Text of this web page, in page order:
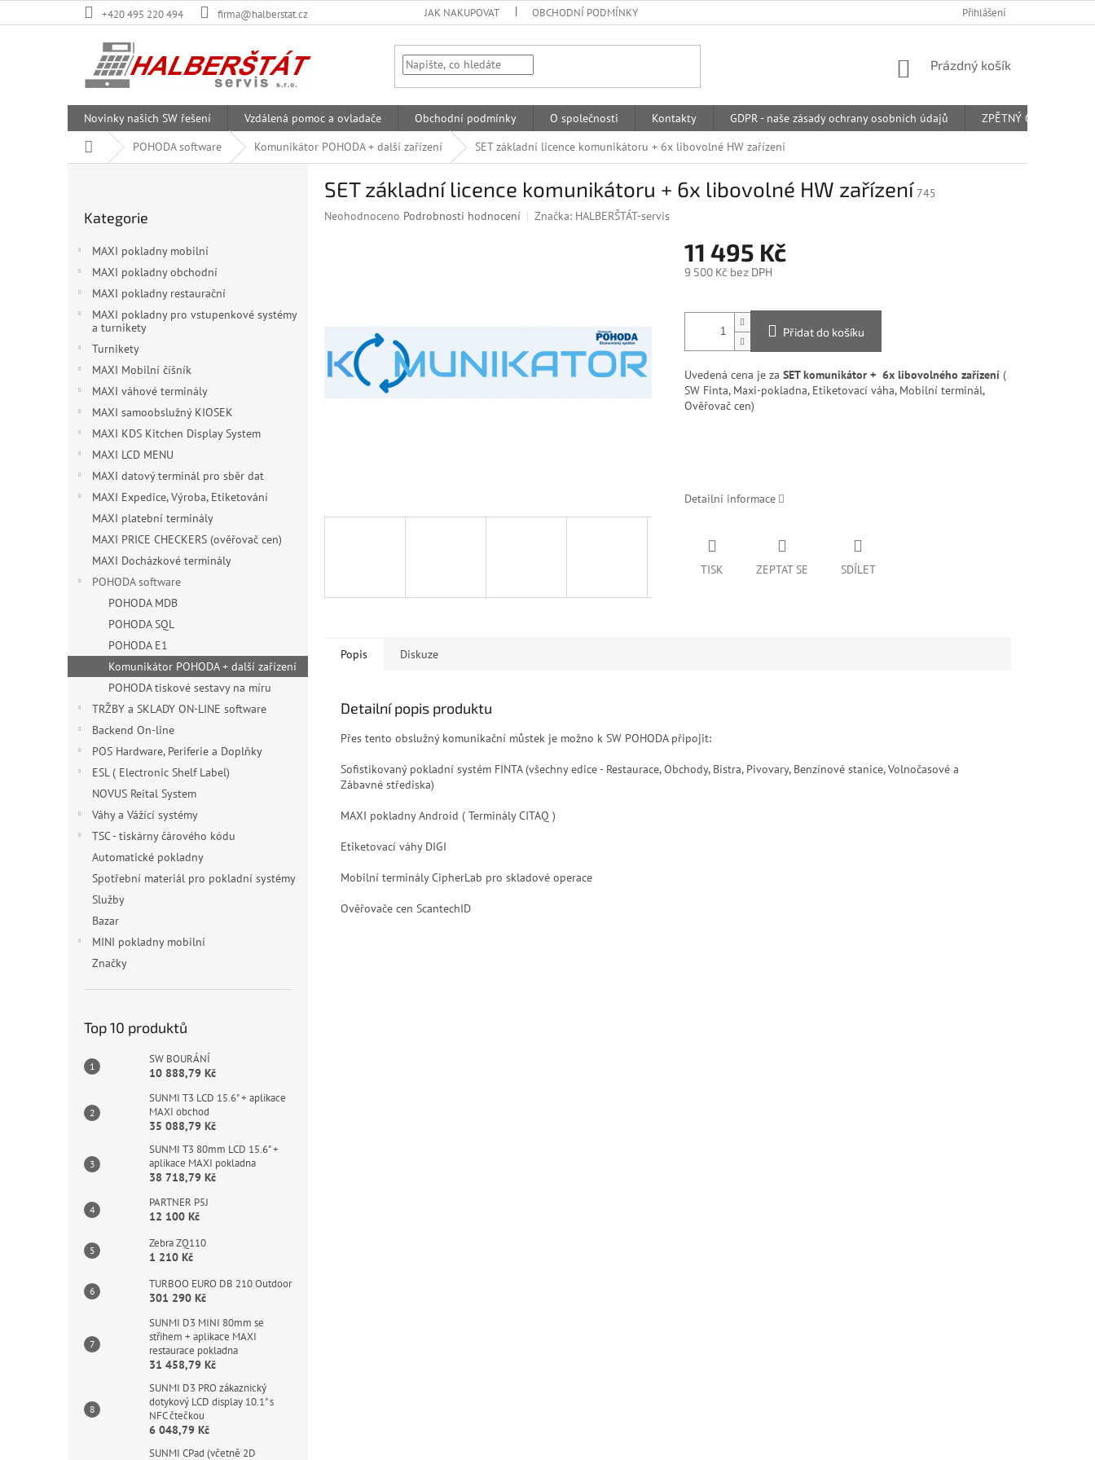
na
+420 495 220 494 firma@halberstat.cz JAK NAKUPOVAT OBCHODNÍ PODMÍNKY Přihlášení
NÁKUPNÍ
Prázdný košík
Novinky našich SW řešení Vzdálená pomoc a ovladače Obchodní podmínky O společnosti Kontakty GDPR - naše zásady ochrany osobních údajů
ZPĚTNÝ ODBĚR
Domů
POHODA software Komunikátor POHODA + další zařízení SET základní licence komunikátoru + 6x libovolné HW zařízení
kategorie
Kategorie
MAXI pokladny mobilní
MAXI pokladny obchodní
MAXI pokladny restaurační
MAXI pokladny pro vstupenkové systémy
a turnikety
Turnikety
MAXI Mobilní číšník
MAXI váhové terminály
MAXI samoobslužný KIOSEK
MAXI KDS Kitchen Display System
MAXI LCD MENU
MAXI datový terminál pro sběr dat
MAXI Expedice, Výroba, Etiketování
MAXI platební terminály
MAXI PRICE CHECKERS (ověřovač cen)
MAXI Docházkové terminály
POHODA software
POHODA MDB
POHODA SQL
POHODA E1
Komunikátor POHODA + další zařízení
POHODA tiskové sestavy na míru
TRŽBY a SKLADY ON-LINE software
Backend On-line
POS Hardware, Periferie a Doplňky
ESL ( Electronic Shelf Label)
NOVUS Reital System
Váhy a Vážící systémy
TSC - tiskárny čárového kódu
Automatické pokladny
Spotřební materiál pro pokladní systémy
Služby
Bazar
MINI pokladny mobilní
Značky
Top 10 produktů
SW BOURÁNÍ
10 888,79 Kč
SUNMI T3 LCD 15.6" + aplikace
MAXI obchod
35 088,79 Kč
SUNMI T3 80mm LCD 15.6" +
aplikace MAXI pokladna
38 718,79 Kč
PARTNER P5J
12 100 Kč
Zebra ZQ110
1 210 Kč
TURBOO EURO DB 210 Outdoor
301 290 Kč
SUNMI D3 MINI 80mm se
střihem + aplikace MAXI
restaurace pokladna
31 458,79 Kč
SUNMI D3 PRO zákaznický
dotykový LCD display 10.1" s
NFC čtečkou
6 048,79 Kč
SUNMI CPad (včetně 2D
SET základní licence komunikátoru + 6x libovolné HW zařízení 745
Průměrné
Neohodnoceno Podrobnosti hodnocení Značka: HALBERŠTÁT-servis
11 495 Kč
9 500 Kč bez DPH
cena:
Přidat do košíku
Uvedená cena je za SET komunikátor + 6x libovolného zařízení(
SW Finta, Maxi-pokladna, Etiketovací váha, Mobilní terminál,
Ověřovač cen)
Detailní informace
TISK ZEPTAT SE SDÍLET
Popis Diskuze
Detailní popis produktu
Přes tento obslužný komunikační můstek je možno k SW POHODA připojit:
Sofistikovaný pokladní systém FINTA (všechny edice - Restaurace, Obchody, Bistra, Pivovary, Benzínové stanice, Volnočasové a
Zábavné střediska)
MAXI pokladny Android ( Terminály CITAQ )
Etiketovací váhy DIGI
Mobilní terminály CipherLab pro skladové operace
Ověřovače cen ScantechID